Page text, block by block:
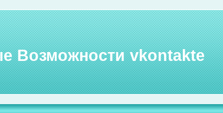
Возможности vkontakte